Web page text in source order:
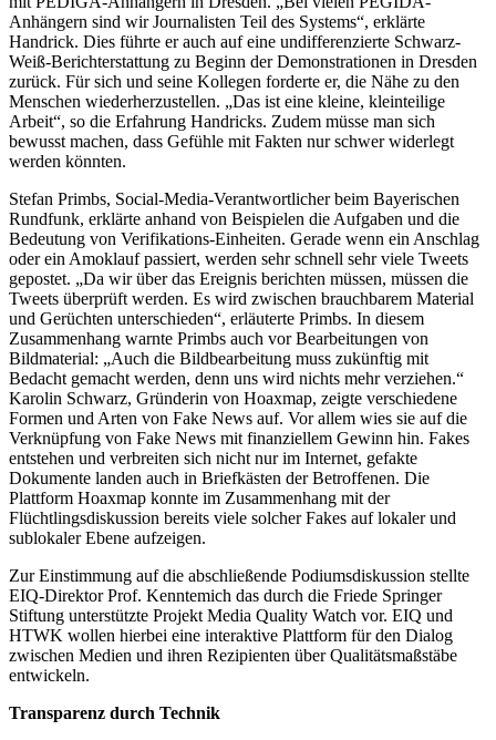
Anhängern sind wir Journalisten Teil des Systems“, erklärte
Handrick. Dies führte er auch auf eine undifferenzierte Schwarz-
Weiß-Berichterstattung zu Beginn der Demonstrationen in Dresden
zurück. Für sich und seine Kollegen forderte er, die Nähe zu den
Menschen wiederherzustellen. „Das ist eine kleine, kleinteilige
Arbeit“, so die Erfahrung Handricks. Zudem müsse man sich
bewusst machen, dass Gefühle mit Fakten nur schwer widerlegt
werden könnten.
Stefan Primbs, Social-Media-Verantwortlicher beim Bayerischen
Rundfunk, erklärte anhand von Beispielen die Aufgaben und die
Bedeutung von Verifikations-Einheiten. Gerade wenn ein Anschlag
oder ein Amoklauf passiert, werden sehr schnell sehr viele Tweets
gepostet. „Da wir über das Ereignis berichten müssen, müssen die
Tweets überprüft werden. Es wird zwischen brauchbarem Material
und Gerüchten unterschieden“, erläuterte Primbs. In diesem
Zusammenhang warnte Primbs auch vor Bearbeitungen von
Bildmaterial: „Auch die Bildbearbeitung muss zukünftig mit
Bedacht gemacht werden, denn uns wird nichts mehr verziehen.“
Karolin Schwarz, Gründerin von Hoaxmap, zeigte verschiedene
Formen und Arten von Fake News auf. Vor allem wies sie auf die
Verknüpfung von Fake News mit finanziellem Gewinn hin. Fakes
entstehen und verbreiten sich nicht nur im Internet, gefakte
Dokumente landen auch in Briefkästen der Betroffenen. Die
Plattform Hoaxmap konnte im Zusammenhang mit der
Flüchtlingsdiskussion bereits viele solcher Fakes auf lokaler und
sublokaler Ebene aufzeigen.
Zur Einstimmung auf die abschließende Podiumsdiskussion stellte
EIQ-Direktor Prof. Kenntemich das durch die Friede Springer
Stiftung unterstützte Projekt Media Quality Watch vor. EIQ und
HTWK wollen hierbei eine interaktive Plattform für den Dialog
zwischen Medien und ihren Rezipienten über Qualitätsmaßstäbe
entwickeln.
Transparenz durch Technik